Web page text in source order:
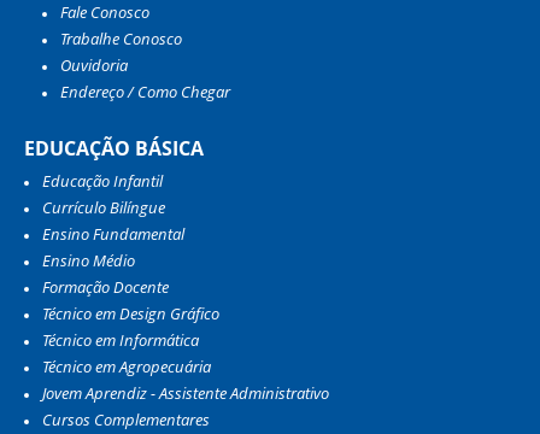
Fale Conosco
Trabalhe Conosco
Ouvidoria
Endereço / Como Chegar
EDUCAÇÃO BÁSICA
Educação Infantil
Currículo Bilíngue
Ensino Fundamental
Ensino Médio
Formação Docente
Técnico em Design Gráfico
Técnico em Informática
Técnico em Agropecuária
Jovem Aprendiz - Assistente Administrativo
Cursos Complementares